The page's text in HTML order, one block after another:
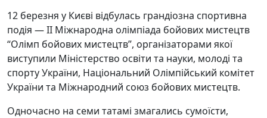
12 березня у Києві відбулась грандіозна спортивна
подія — II Міжнародна олімпіада бойових мистецтв
“Олімп бойових мистецтв”, організаторами якої
виступили Міністерство освіти та науки, молоді та
спорту України, Національний Олімпійський комітет
України та Міжнародний союз бойових мистецтв.
Одночасно на семи татамі змагались сумоїсти,